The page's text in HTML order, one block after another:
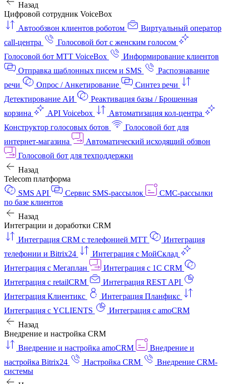
Назад
Цифровой сотрудник VoiceBox
Автообзвон клиентов роботом
Виртуальный оператор
call-центра
Голосовой бот с женским голосом
Голосовой бот МТТ VoiceBox
Информирование клиентов
Отправка шаблонных писем и SMS
Распознавание
речи
Опрос / Анкетирование
Синтез речи
Детектирование АИ
Реактивация базы / Брошенная
корзина
API Voicebox
Автоматизация кол‑центра
Конструктор голосовых ботов
Голосовой бот для
интернет‑магазина
Автоматический исходящий обзвон
Голосовой бот для техподдержки
Назад
Telecom платформа
SMS API
Сервис SMS-рассылок
СМС-рассылки
по базе клиентов
Назад
Интеграции и доработки CRM
Интеграция CRM с телефонией МТТ
Интеграция
телефонии и Bitrix24
Интеграция с МойСклад
Интеграция с Мегаплан
Интеграция с 1C CRM
Интеграция с retailCRM
Интеграция REST API
Интеграция Клиентикс
Интеграция Планфикс
Интеграция с YCLIENTS
Интеграция с amoCRM
Назад
Внедрение и настройка CRM
Внедрение и настройка amoCRM
Внедрение и
настройка Bitrix24
Настройка CRM
Внедрение CRM-
системы